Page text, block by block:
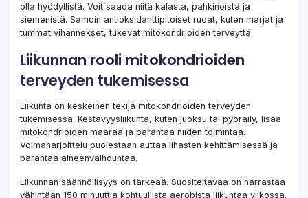
olla hyödyllistä. Voit saada niitä kalasta, pähkinöistä ja
siemenistä. Samoin antioksidanttipitoiset ruoat, kuten marjat ja
tummat vihannekset, tukevat mitokondrioiden terveyttä.
Liikunnan rooli mitokondrioiden
terveyden tukemisessa
Liikunta on keskeinen tekijä mitokondrioiden terveyden
tukemisessa. Kestävyysliikunta, kuten juoksu tai pyöräily, lisää
mitokondrioiden määrää ja parantaa niiden toimintaa.
Voimaharjoittelu puolestaan auttaa lihasten kehittämisessä ja
parantaa aineenvaihduntaa.
Liikunnan säännöllisyys on tärkeää. Suositeltavaa on harrastaa
vähintään 150 minuuttia kohtuullista aerobista liikuntaa viikossa.